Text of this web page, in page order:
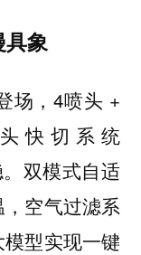
具象
场，4喷头 +
快切系统
双模式自适
空气过滤系
型实现一键